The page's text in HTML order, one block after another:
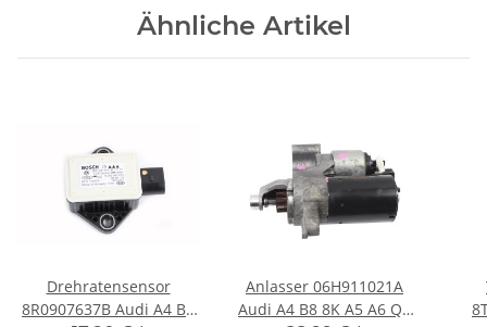
Ähnliche Artikel
Drehratensensor
8R0907637B Audi A4 B8
Anlasser 06H911021A
Audi A4 B8 8K A5 A6 Q5